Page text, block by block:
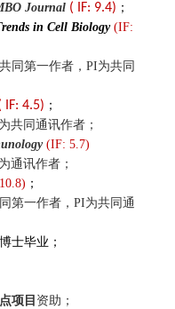
Journal ( IF: 9.4) ；
in Cell Biology(IF:
同第一作者，PI为共同
IF: 4.5) ；
共同通讯作者；
(IF: 5.7)
通讯作者；
；
第一作者，PI为共同通
士毕业；
项目 资助；